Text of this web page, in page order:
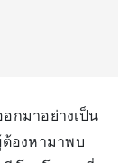
กมาอย่างเป็น
ต้องหามาพบ